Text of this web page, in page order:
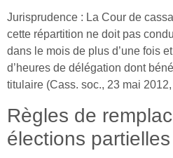
Jurisprudence : La Cour de
cette répartition ne doit pas
dans le mois de plus d’une fois
d’heures de délégation dont
titulaire (Cass. soc., 23 mai
Règles de
élections partielles